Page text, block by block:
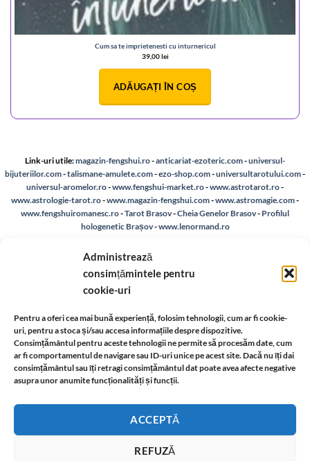
Administrează
consimțămintele pentru
cookie-uri
Pentru a oferi cea mai bună experiență, folosim tehnologii, cum ar fi cookie-
uri, pentru a stoca și/sau accesa informațiile despre dispozitive.
Consimțământul pentru aceste tehnologii ne permite să procesăm date, cum
ar fi comportamentul de navigare sau ID-uri unice pe acest site. Dacă nu îți dai
consimțământul sau îți retragi consimțământul dat poate avea afecte negative
asupra unor anumite funcționalități și funcții.
ACCEPTĂ
REFUZĂ
Cum sa te imprietenesti cu inturnericul
39,00lei
ADĂUGAȚI ÎN COȘ
Link-uri utile:magazin-fengshui.ro-anticariat-ezoteric.com-universul-
bijuteriilor.com-talismane-amulete.com-ezo-shop.com-universultarotului.com-
universul-aromelor.ro-www.fengshui-market.ro-www.astrotarot.ro-
www.astrologie-tarot.ro-www.magazin-fengshui.com-www.astromagie.com-
www.fengshuiromanesc.ro-Tarot Brasov-Cheia Genelor Brasov- Profilul
hologenetic Brașov-www.lenormand.ro
confidentialitate-Despre cookie-uri
Identificare firma Retragere din contract
Informatii legale: